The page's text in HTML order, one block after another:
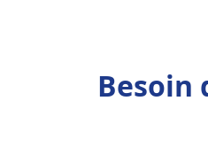
Besoin